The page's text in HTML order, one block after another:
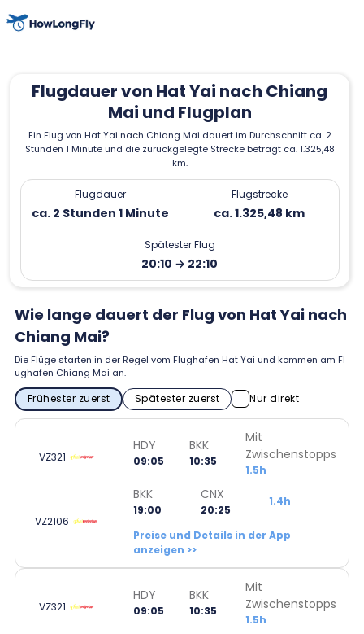
Flugdauer von Hat Yai nach Chiang
Mai und Flugplan
Ein Flug von Hat Yai nach Chiang Mai dauert im Durchschnitt ca. 2
Stunden 1 Minute und die zurückgelegte Strecke beträgt ca. 1.325,48
km.
Flugdauer
ca. 2 Stunden 1 Minute
Flugstrecke
ca. 1.325,48 km
Spätester Flug
20:10 → 22:10
Wie lange dauert der Flug von Hat Yai nach
Chiang Mai?
Die Flüge starten in der Regel vom Flughafen Hat Yai und kommen am Fl
ughafen Chiang Mai an.
Frühester zuerst Spätester zuerst Nur direkt
VZ321
HDY
09:05
BKK
10:35
Mit
Zwischenstopps
1.5h
VZ2106
BKK
19:00
CNX
20:25
1.4h
Preise und Details in der App
anzeigen >>
VZ321
HDY
09:05
BKK
10:35
Mit
Zwischenstopps
1.5h